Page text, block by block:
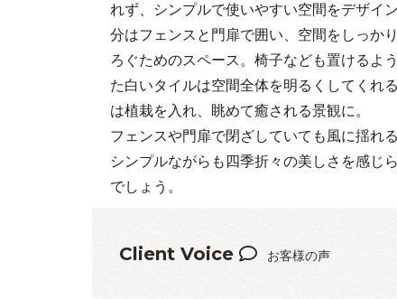
れず、シンプルで使いやすい空間をデザイ
分はフェンスと門扉で囲い、空間をしっか
ろぐためのスペース。椅子なども置けるよ
た白いタイルは空間全体を明るくしてくれ
は植栽を入れ、眺めて癒される景観に。
フェンスや門扉で閉ざしていても風に揺れ
シンプルながらも四季折々の美しさを感じ
でしょう。
Client Voice お客様の声